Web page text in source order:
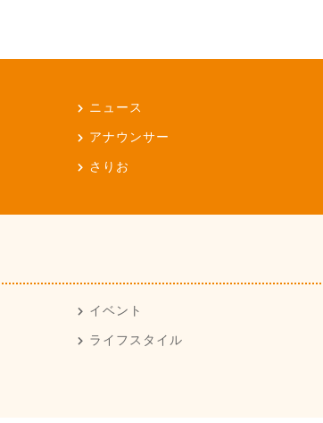
ニュース
アナウンサー
さりお
イベント
ライフスタイル